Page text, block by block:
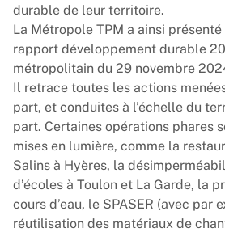
durable de leur territoire.
La Métropole TPM a ainsi
rapport développement durable
métropolitain du 29 novembre
Il retrace toutes les actions
part, et conduites à l’échelle du
part. Certaines opérations phares
mises en lumière, comme la
Salins à Hyères, la
d’écoles à Toulon et La Garde, la
cours d’eau, le SPASER (avec par
réutilisation des matériaux de